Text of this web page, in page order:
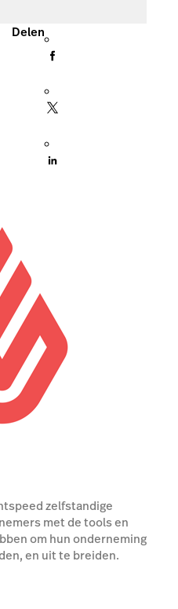
Delen
zelfstandige
met de tools en
om hun onderneming
en uit te breiden.